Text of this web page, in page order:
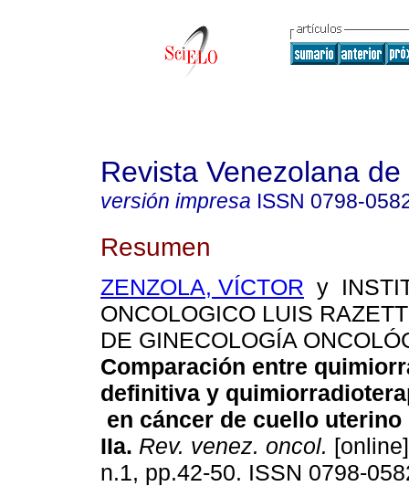
Revista Venezolana
versión impresa ISSN 0798-
Resumen
ZENZOLA, VÍCTOR y
ONCOLOGICO LUIS
DE GINECOLOGÍA
Comparación entre
definitiva y
en cáncer de cuello
IIa. Rev. venez. oncol.
n.1, pp.42-50. ISSN 0798-